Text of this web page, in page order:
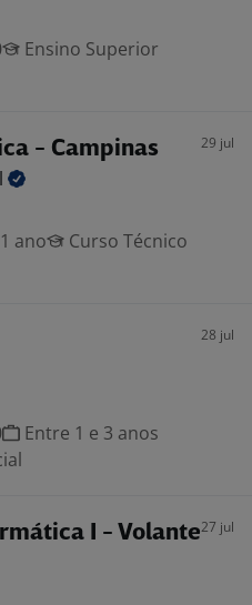
Ensino Superior
- Campinas 29 jul
ano
Curso Técnico
28 jul
Entre 1 e 3 anos
I - Volante27 jul